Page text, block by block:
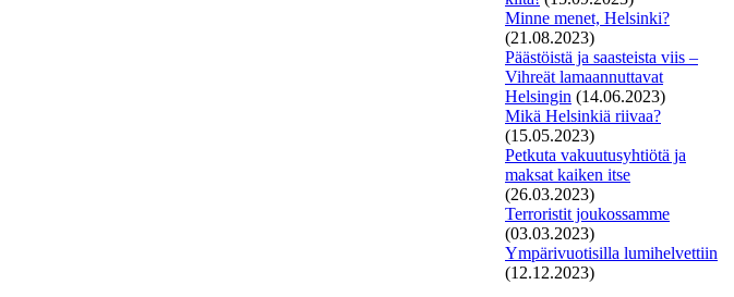
Minne menet, Helsinki?
(21.08.2023)
Päästöistä ja saasteista viis –
Vihreät lamaannuttavat
Helsingin (14.06.2023)
Mikä Helsinkiä riivaa?
(15.05.2023)
Petkuta vakuutusyhtiötä ja
maksat kaiken itse
(26.03.2023)
Terroristit joukossamme
(03.03.2023)
Ympärivuotisilla lumihelvettiin
(12.12.2023)